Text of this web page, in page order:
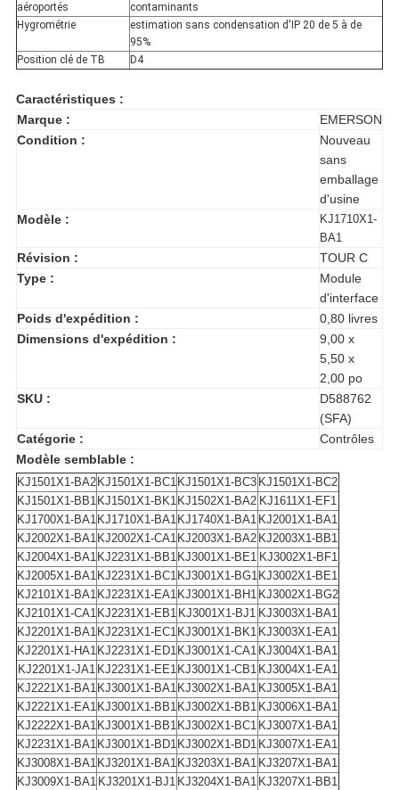
aéroportés
contaminants
Hygrométrie
estimation sans condensation d'IP 20 de 5 à de
95%
Position clé de TB
D4
Caractéristiques :
Marque :
EMERSON
Condition :
Nouveau
sans
emballage
d'usine
Modèle :
KJ1710X1-
BA1
Révision :
TOUR C
Type :
Module
d'interface
Poids d'expédition :
0,80 livres
Dimensions d'expédition :
9,00 x
5,50 x
2,00 po
SKU :
D588762
(SFA)
Catégorie :
Contrôles
Modèle semblable :
KJ1501X1-BA2 KJ1501X1-BC1 KJ1501X1-BC3 KJ1501X1-BC2
KJ1501X1-BB1 KJ1501X1-BK1 KJ1502X1-BA2 KJ1611X1-EF1
KJ1700X1-BA1 KJ1710X1-BA1 KJ1740X1-BA1 KJ2001X1-BA1
KJ2002X1-BA1 KJ2002X1-CA1 KJ2003X1-BA2 KJ2003X1-BB1
KJ2004X1-BA1 KJ2231X1-BB1 KJ3001X1-BE1 KJ3002X1-BF1
KJ2005X1-BA1 KJ2231X1-BC1 KJ3001X1-BG1 KJ3002X1-BE1
KJ2101X1-BA1 KJ2231X1-EA1 KJ3001X1-BH1 KJ3002X1-BG2
KJ2101X1-CA1 KJ2231X1-EB1 KJ3001X1-BJ1 KJ3003X1-BA1
KJ2201X1-BA1 KJ2231X1-EC1 KJ3001X1-BK1 KJ3003X1-EA1
KJ2201X1-HA1 KJ2231X1-ED1 KJ3001X1-CA1 KJ3004X1-BA1
KJ2201X1-JA1 KJ2231X1-EE1 KJ3001X1-CB1 KJ3004X1-EA1
KJ2221X1-BA1 KJ3001X1-BA1 KJ3002X1-BA1 KJ3005X1-BA1
KJ2221X1-EA1 KJ3001X1-BB1 KJ3002X1-BB1 KJ3006X1-BA1
KJ2222X1-BA1 KJ3001X1-BB1 KJ3002X1-BC1 KJ3007X1-BA1
KJ2231X1-BA1 KJ3001X1-BD1 KJ3002X1-BD1 KJ3007X1-EA1
KJ3008X1-BA1 KJ3201X1-BA1 KJ3203X1-BA1 KJ3207X1-BA1
KJ3009X1-BA1 KJ3201X1-BJ1 KJ3204X1-BA1 KJ3207X1-BB1